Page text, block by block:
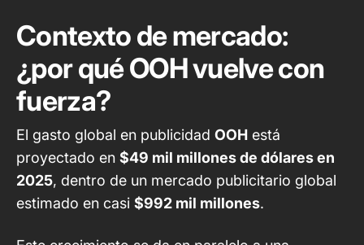
Contexto de mercado:
¿por qué OOH vuelve con
fuerza?
El gasto global en publicidad OOH está
proyectado en $49 mil millones de dólares en
2025, dentro de un mercado publicitario global
estimado en casi $992 mil millones.